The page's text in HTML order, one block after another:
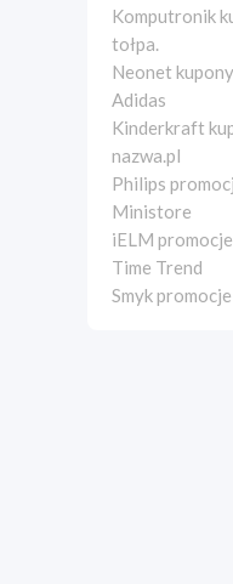
Komputronik
tołpa.
Neonet
Adidas
Kinderkraft
nazwa.pl
Philips
Ministore
iELM promocje
Time Trend
Smyk promocje